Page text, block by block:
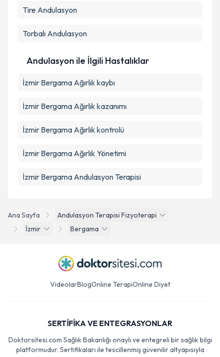
Ana Sayfa
Andulasyon Terapisi Fizyoterapi
İzmir
Bergama
Tire Andulasyon
Torbalı Andulasyon
Andulasyon ile İlgili Hastalıklar
İzmir Bergama Ağırlık kaybı
İzmir Bergama Ağırlık kazanımı
İzmir Bergama Ağırlık kontrolü
İzmir Bergama Ağırlık Yönetimi
İzmir Bergama Andulasyon Terapisi
VideolarBlogOnline TerapiOnline Diyet
SERTİFİKA VE ENTEGRASYONLAR
Doktorsitesi.com Sağlık Bakanlığı onaylı ve entegreli bir sağlık bilgi
platformudur. Sertifikaları ile tescillenmiş güvenilir altyapısıyla